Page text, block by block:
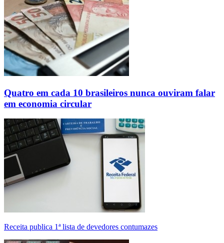
Quatro em cada 10 brasileiros nunca ouviram falar
em economia circular
Receita publica 1ª lista de devedores contumazes